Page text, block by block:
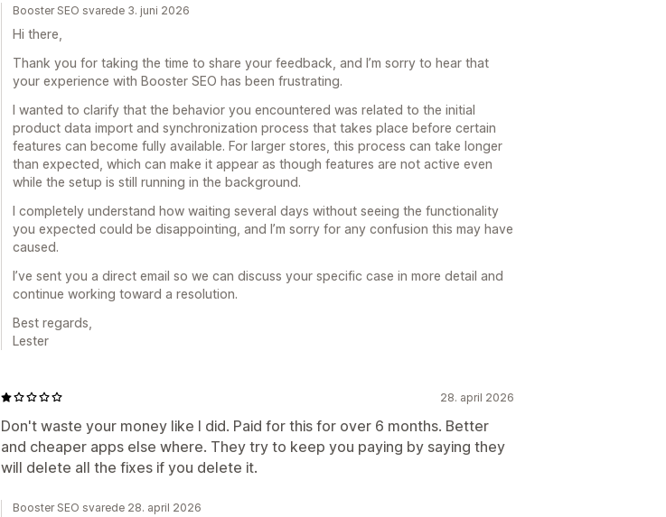
Booster SEO svarede 3. juni 2026
Hi there,
Thank you for taking the time to share your feedback, and I’m sorry to hear that
your experience with Booster SEO has been frustrating.
I wanted to clarify that the behavior you encountered was related to the initial
product data import and synchronization process that takes place before certain
features can become fully available. For larger stores, this process can take longer
than expected, which can make it appear as though features are not active even
while the setup is still running in the background.
I completely understand how waiting several days without seeing the functionality
you expected could be disappointing, and I’m sorry for any confusion this may have
caused.
I’ve sent you a direct email so we can discuss your specific case in more detail and
continue working toward a resolution.
Best regards,
Lester
28. april 2026
Don't waste your money like I did. Paid for this for over 6 months. Better
and cheaper apps else where. They try to keep you paying by saying they
will delete all the fixes if you delete it.
Booster SEO svarede 28. april 2026